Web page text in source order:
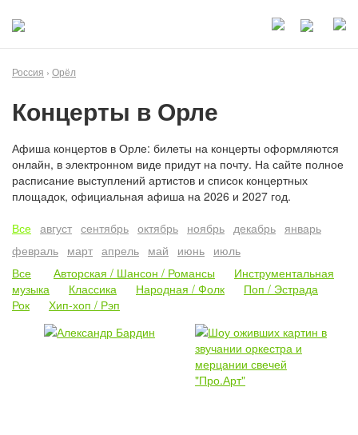
Россия › Орёл
Концерты в Орле
Афиша концертов в Орле: билеты на концерты оформляются
онлайн, в электронном виде придут на почту. На сайте полное
расписание выступлений артистов и список концертных
площадок, официальная афиша на 2026 и 2027 год.
Все август сентябрь октябрь ноябрь декабрь январь
февраль март апрель май июнь июль
Все
Авторская / Шансон / Романсы
Инструментальная
музыка
Классика Народная / Фолк
Поп / Эстрада
Рок
Хип-хоп / Рэп